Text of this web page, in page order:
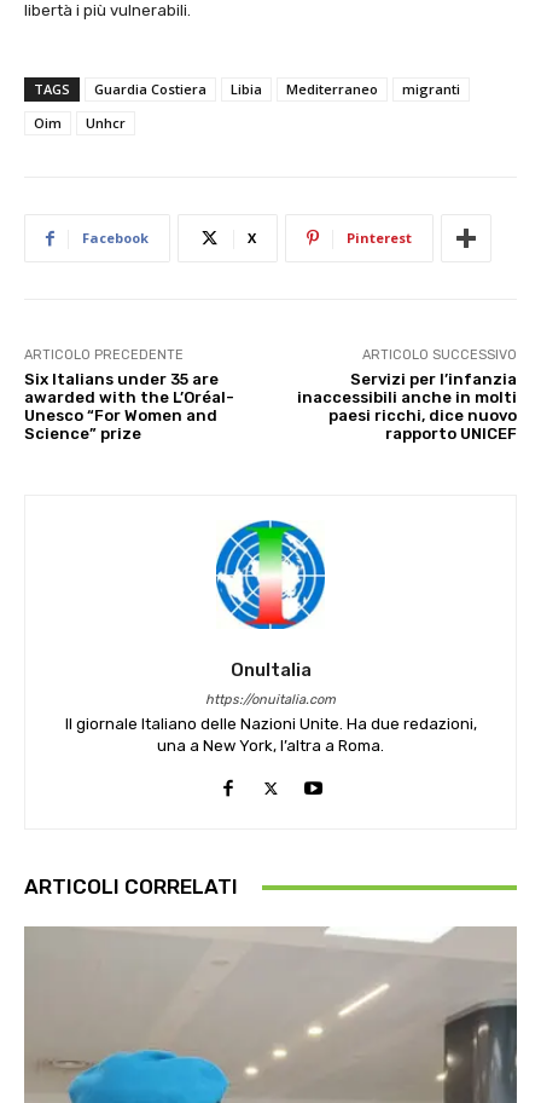
libertà i più vulnerabili.
TAGS Guardia Costiera Libia Mediterraneo
migranti
Oim
Unhcr
Facebook X Pinterest
ARTICOLO PRECEDENTE
Six Italians under 35 are
awarded with the L’Oréal-
Unesco “For Women and
Science” prize
ARTICOLO SUCCESSIVO
Servizi per l’infanzia
inaccessibili anche in molti
paesi ricchi, dice nuovo
rapporto UNICEF
OnuItalia
https://onuitalia.com
Il giornale Italiano delle Nazioni Unite. Ha due redazioni,
una a New York, l’altra a Roma.
ARTICOLI CORRELATI